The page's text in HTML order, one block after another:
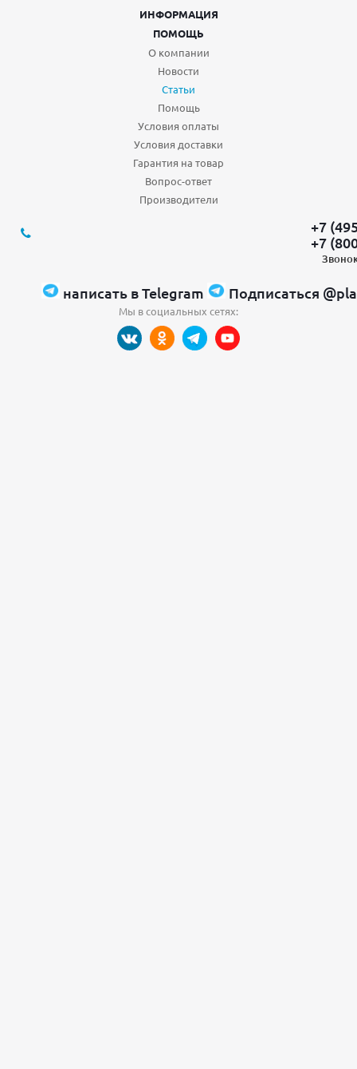
ИНФОРМАЦИЯ
ПОМОЩЬ
О компании
Новости
Статьи
Помощь
Условия оплаты
Условия доставки
Гарантия на товар
Вопрос-ответ
Производители
+7
+7
написать в Telegram Подписаться
Мы в социальных сетях: